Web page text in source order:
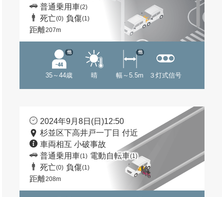
普通乗用車(2)
死亡(0) 負傷(1)
距離207m
35～44歳
他
晴 幅～5.5m
他
３灯式信号
2024年9月8日(日)12:50
杉並区下高井戸一丁目 付近
車両相互 小破事故
普通乗用車(1) 電動自転車(1)
死亡(0) 負傷(1)
距離208m